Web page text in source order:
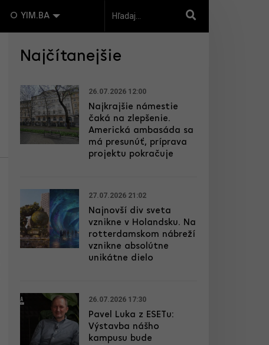
O YIM.BA
Najčítanejšie
26.07.2026 12:00
Najkrajšie námestie
čaká na zlepšenie.
Americká ambasáda sa
má presunúť, príprava
projektu pokračuje
27.07.2026 21:02
Najnovší div sveta
vznikne v Holandsku. Na
rotterdamskom nábreží
vznikne absolútne
unikátne dielo
26.07.2026 17:30
Pavel Luka z ESETu:
Výstavba nášho
kampusu bude